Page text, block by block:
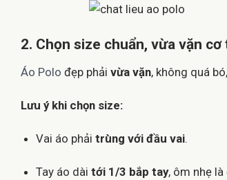
2. Chọn size chuẩn, vừa vặn cơ
Áo Polo đẹp phải vừa vặn, không quá
Lưu ý khi chọn size:
Vai áo phải trùng với đầu vai.
Tay áo dài tới 1/3 bắp tay, ôm nhẹ là